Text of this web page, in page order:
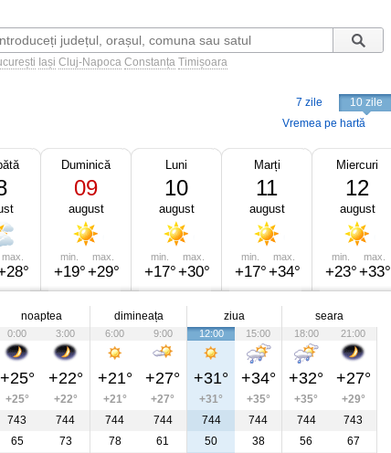
Iași Cluj-Napoca Constanța Timișoara
7 zile
10 zile
Vremea pe hartă
max.
Duminică
09
august
min.
+19°
max.
+29°
Luni
10
august
min.
+17°
max.
+30°
Marți
11
august
min.
+17°
max.
+34°
Miercuri
12
august
min.
+23°
max.
+33°
noaptea dimineața ziua seara
0:00 3:00 6:00 9:00 12:00 15:00 18:00 21:00
+25° +22° +21° +27° +31° +34° +32° +27°
+25° +22° +21° +27° +31° +35° +35°
+29°
743
744 744 744 744 744 744
743
65
73 78 61 50 38 56
67